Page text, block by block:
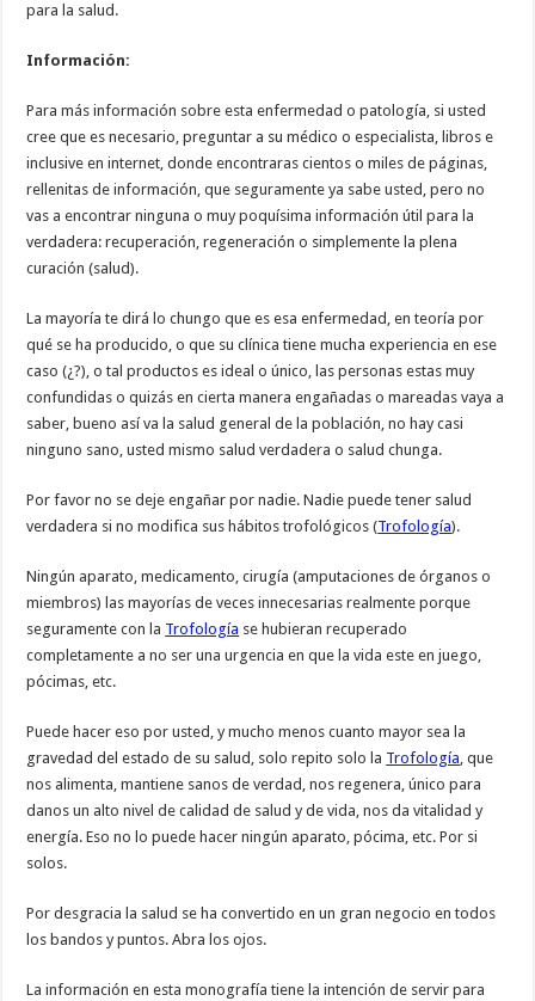
para la salud.
Información:
Para más información sobre esta enfermedad o patología, si usted
cree que es necesario, preguntar a su médico o especialista, libros e
inclusive en internet, donde encontraras cientos o miles de páginas,
rellenitas de información, que seguramente ya sabe usted, pero no
vas a encontrar ninguna o muy poquísima información útil para la
verdadera: recuperación, regeneración o simplemente la plena
curación (salud).
La mayoría te dirá lo chungo que es esa enfermedad, en teoría por
qué se ha producido, o que su clínica tiene mucha experiencia en ese
caso (¿?), o tal productos es ideal o único, las personas estas muy
confundidas o quizás en cierta manera engañadas o mareadas vaya a
saber, bueno así va la salud general de la población, no hay casi
ninguno sano, usted mismo salud verdadera o salud chunga.
Por favor no se deje engañar por nadie. Nadie puede tener salud
verdadera si no modifica sus hábitos trofológicos (Trofología).
Ningún aparato, medicamento, cirugía (amputaciones de órganos o
miembros) las mayorías de veces innecesarias realmente porque
seguramente con la Trofología se hubieran recuperado
completamente a no ser una urgencia en que la vida este en juego,
pócimas, etc.
Puede hacer eso por usted, y mucho menos cuanto mayor sea la
gravedad del estado de su salud, solo repito solo la Trofología, que
nos alimenta, mantiene sanos de verdad, nos regenera, único para
danos un alto nivel de calidad de salud y de vida, nos da vitalidad y
energía. Eso no lo puede hacer ningún aparato, pócima, etc. Por si
solos.
Por desgracia la salud se ha convertido en un gran negocio en todos
los bandos y puntos. Abra los ojos.
La información en esta monografía tiene la intención de servir para